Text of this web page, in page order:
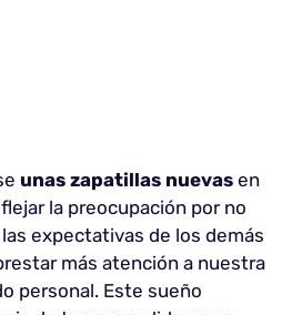
unas zapatillas nuevas en
la preocupación por no
expectativas de los demás
más atención a nuestra
personal. Este sueño